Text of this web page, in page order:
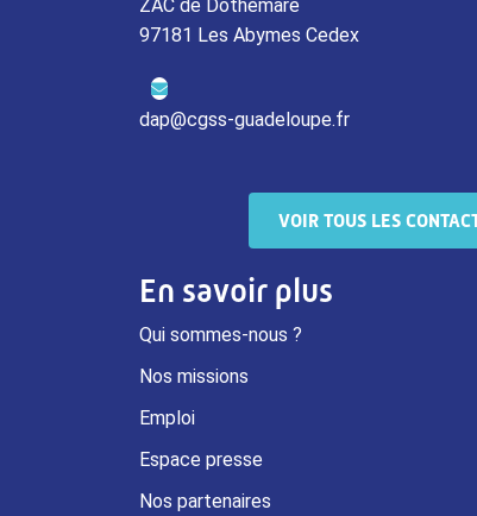
ZAC de Dothémare
97181 Les Abymes Cedex
dap@cgss-guadeloupe.fr
VOIR TOUS LES
En savoir plus
Qui sommes-nous ?
Nos missions
Emploi
Espace presse
Nos partenaires